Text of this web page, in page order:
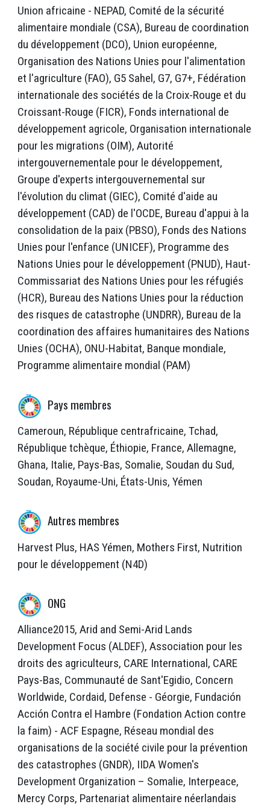
Union africaine - NEPAD, Comité de la sécurité
alimentaire mondiale (CSA), Bureau de coordination
du développement (DCO), Union européenne,
Organisation des Nations Unies pour l'alimentation
et l'agriculture (FAO), G5 Sahel, G7, G7+, Fédération
internationale des sociétés de la Croix-Rouge et du
Croissant-Rouge (FICR), Fonds international de
développement agricole, Organisation internationale
pour les migrations (OIM), Autorité
intergouvernementale pour le développement,
Groupe d'experts intergouvernemental sur
l'évolution du climat (GIEC), Comité d'aide au
développement (CAD) de l'OCDE, Bureau d'appui à la
consolidation de la paix (PBSO), Fonds des Nations
Unies pour l'enfance (UNICEF), Programme des
Nations Unies pour le développement (PNUD), Haut-
Commissariat des Nations Unies pour les réfugiés
(HCR), Bureau des Nations Unies pour la réduction
des risques de catastrophe (UNDRR), Bureau de la
coordination des affaires humanitaires des Nations
Unies (OCHA), ONU-Habitat, Banque mondiale,
Programme alimentaire mondial (PAM)
Pays membres
Cameroun, République centrafricaine, Tchad,
République tchèque, Éthiopie, France, Allemagne,
Ghana, Italie, Pays-Bas, Somalie, Soudan du Sud,
Soudan, Royaume-Uni, États-Unis, Yémen
Autres membres
Harvest Plus, HAS Yémen, Mothers First, Nutrition
pour le développement (N4D)
ONG
Alliance2015, Arid and Semi-Arid Lands
Development Focus (ALDEF), Association pour les
droits des agriculteurs, CARE International, CARE
Pays-Bas, Communauté de Sant'Egidio, Concern
Worldwide, Cordaid, Defense - Géorgie, Fundación
Acción Contra el Hambre (Fondation Action contre
la faim) - ACF Espagne, Réseau mondial des
organisations de la société civile pour la prévention
des catastrophes (GNDR), IIDA Women's
Development Organization – Somalie, Interpeace,
Mercy Corps, Partenariat alimentaire néerlandais